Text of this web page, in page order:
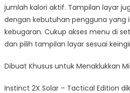
jumlah kalori aktif. Tampilan layar
dengan kebutuhan pengguna yang
kebugaran. Cukup akses menu di
dan pilih tampilan layar sesuai
Dibuat Khusus untuk Menaklukkan
Instinct 2X Solar – Tactical Edition